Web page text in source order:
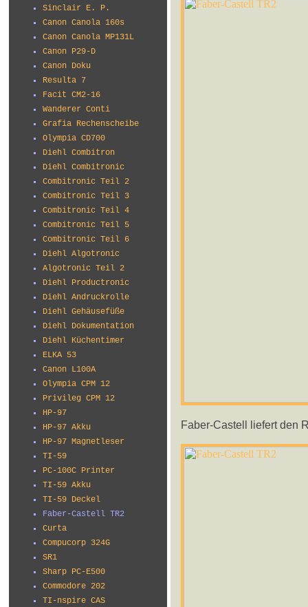
Sinclair E. P.
Canon Canola 160s
Canon Canola MP131L
Canon P29-D
Canon Doku
Resulta 7
Facit CM2-16
Wanderer Conti
Grafia Rechenscheibe
Olympia CD700
Diehl Combitron
Diehl Combitronic
Combitronic Teil 2
Combitronic Teil 3
Combitronic Teil 4
Combitronic Teil 5
Combitronic Teil 6
Diehl Algotronic
Algotronic Teil 2
Diehl Productronic
Diehl Andruckrolle
Diehl Gehäusefüße
Diehl Dokumentation
Diehl Küchentimer
ELKA 53
Canon L100A
Olympia CPM 12
Privileg CPM 12
HP-97
HP-97 Akku
HP-97 Magnetleser
TI-59
PC-100C Printer
TI-59 Akku
TI-59 Deckel
Faber-Castell TR2
Curta
Compucorp 324G
SR1
Sharp PC-E500
Commodore 202
TI-nspire CAS
Faber-Castell liefert den